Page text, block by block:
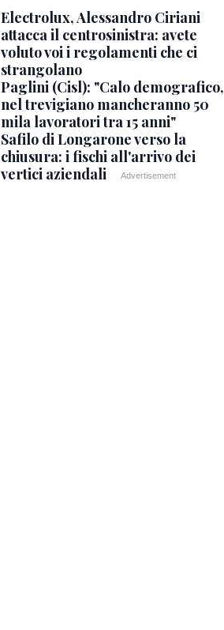
Electrolux, Alessandro Ciriani
attacca il centrosinistra: avete
voluto voi i regolamenti che ci
strangolano
Paglini (Cisl): "Calo demografico,
nel trevigiano mancheranno 50
mila lavoratori tra 15 anni"
Safilo di Longarone verso la
chiusura: i fischi all'arrivo dei
vertici aziendali